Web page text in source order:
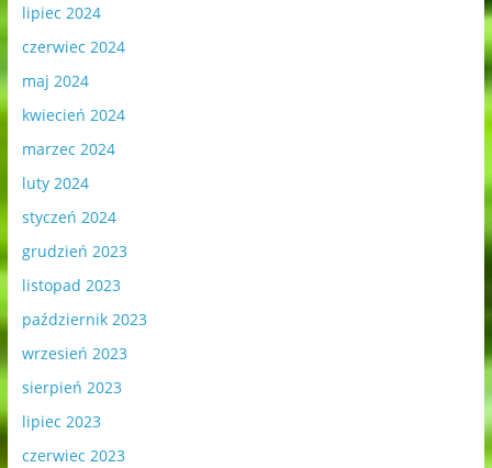
lipiec 2024
czerwiec 2024
maj 2024
kwiecień 2024
marzec 2024
luty 2024
styczeń 2024
grudzień 2023
listopad 2023
październik 2023
wrzesień 2023
sierpień 2023
lipiec 2023
czerwiec 2023